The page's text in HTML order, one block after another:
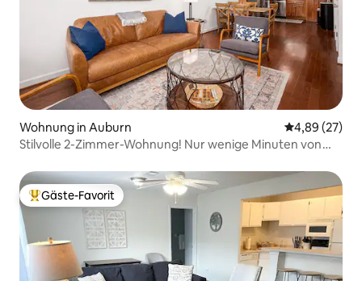
Wohnung in Auburn
4,89 (27)
Stilvolle 2-Zimmer-Wohnung! Nur wenige Minuten von
Beliebter Gäste-Favorit.
Gäste-Favorit